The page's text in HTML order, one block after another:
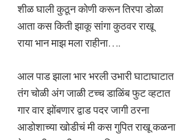
शीळ घाली कुठून कोणी करून तिरपा डोळा
आता कस किती झाकू सांगा कुठवर राखू
राया भान माझ मला राहीना….
आल पाड झाला भार भरली उभारी घाटाघाटात
तंग चोळी अंग जाळी टच्च डाळिंब फुट व्हटात
गार वार झोंबणार द्वाड पदर जागी ठरना
आडोशाच्या खोडीचं मी कस गुपित राखू कळना